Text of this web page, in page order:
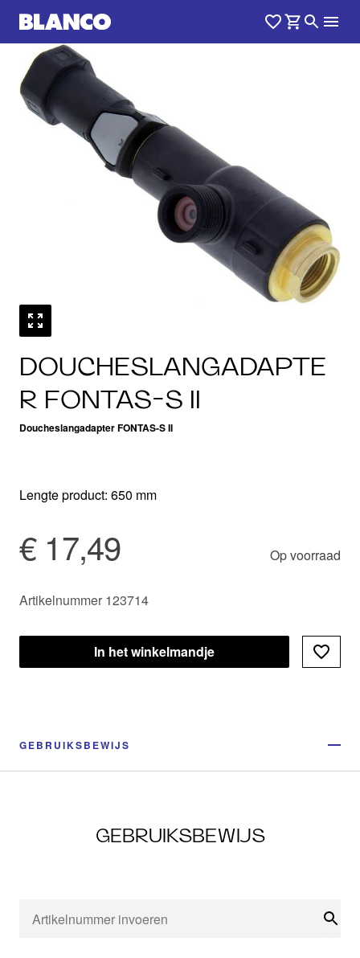
DOUCHESLANGADAPTE
R FONTAS-S II
Doucheslangadapter FONTAS-S II
Lengte product: 650 mm
€ 17,49 Op voorraad
Artikelnummer 123714
In het winkelmandje
GEBRUIKSBEWIJS
GEBRUIKSBEWIJS